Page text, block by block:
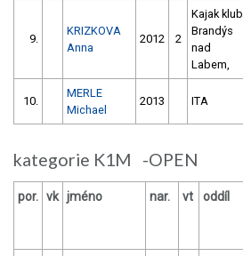
9.
KRIZKOVA
Anna
2012 2
Kajak klub
Brandýs
nad
Labem,
10.
MERLE
Michael
2013 ITA
kategorie K1M -OPEN
por. vk jméno nar. vt oddíl